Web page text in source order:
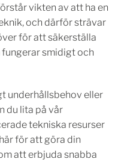
vikten av att ha en
och därför strävar
för att säkerställa
smidigt och
underhållsbehov eller
du lita på vår
tekniska resurser
för att göra din
att erbjuda snabba